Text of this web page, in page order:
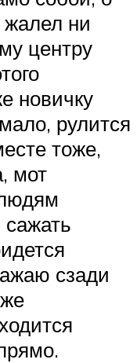
ни
центру
новичку
рулится
тоже,
мот
сажать
сзади